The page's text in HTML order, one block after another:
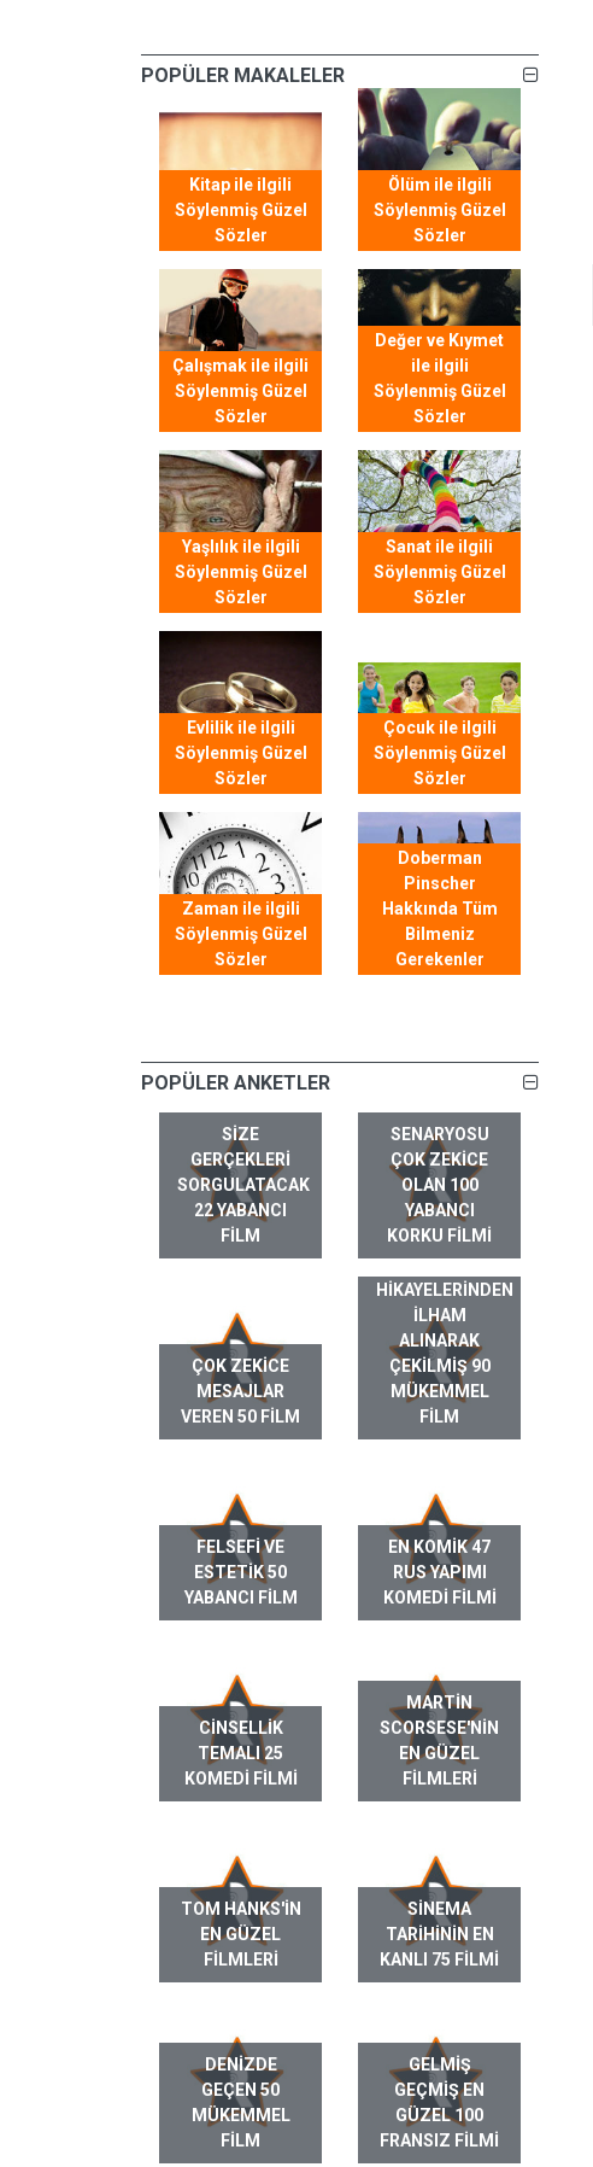
POPÜLER MAKALELER
Kitap ile ilgili
Söylenmiş Güzel
Sözler
Ölüm ile ilgili
Söylenmiş Güzel
Sözler
Çalışmak ile ilgili
Söylenmiş Güzel
Sözler
Değer ve Kıymet
ile ilgili
Söylenmiş Güzel
Sözler
Yaşlılık ile ilgili
Söylenmiş Güzel
Sözler
Sanat ile ilgili
Söylenmiş Güzel
Sözler
Evlilik ile ilgili
Söylenmiş Güzel
Sözler
Çocuk ile ilgili
Söylenmiş Güzel
Sözler
Zaman ile ilgili
Söylenmiş Güzel
Sözler
Doberman
Pinscher
Hakkında Tüm
Bilmeniz
Gerekenler
POPÜLER ANKETLER
SIZE
GERÇEKLERI
SORGULATACAK
22 YABANCI
FILM
SENARYOSU
ÇOK ZEKICE
OLAN 100
YABANCI
KORKU FILMI
ÇOK ZEKICE
MESAJLAR
VEREN 50 FILM
GERÇEK HAYAT
HIKAYELERINDEN
ILHAM
ALINARAK
ÇEKILMIŞ 90
MÜKEMMEL
FILM
FELSEFI VE
ESTETIK 50
YABANCI FILM
EN KOMIK 47
RUS YAPIMI
KOMEDI FILMI
CINSELLIK
TEMALI 25
KOMEDI FILMI
MARTIN
SCORSESE'NIN
EN GÜZEL
FILMLERI
TOM HANKS'IN
EN GÜZEL
FILMLERI
SINEMA
TARIHININ EN
KANLI 75 FILMI
DENIZDE
GEÇEN 50
MÜKEMMEL
FILM
GELMIŞ
GEÇMIŞ EN
GÜZEL 100
FRANSIZ FILMI